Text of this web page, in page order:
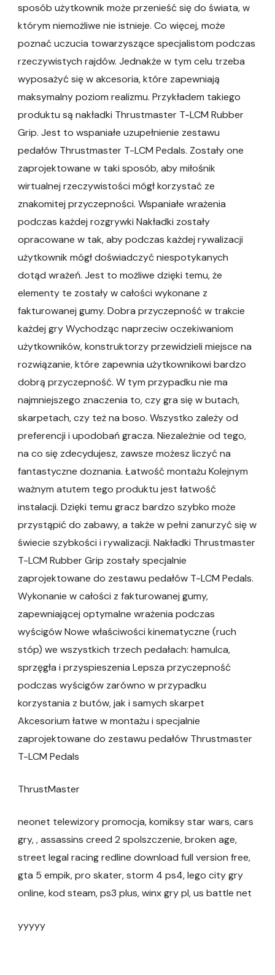
sposób użytkownik może przenieść się do świata, w
którym niemożliwe nie istnieje. Co więcej, może
poznać uczucia towarzyszące specjalistom podczas
rzeczywistych rajdów. Jednakże w tym celu trzeba
wyposażyć się w akcesoria, które zapewniają
maksymalny poziom realizmu. Przykładem takiego
produktu są nakładki Thrustmaster T-LCM Rubber
Grip. Jest to wspaniałe uzupełnienie zestawu
pedałów Thrustmaster T-LCM Pedals. Zostały one
zaprojektowane w taki sposób, aby miłośnik
wirtualnej rzeczywistości mógł korzystać ze
znakomitej przyczepności. Wspaniałe wrażenia
podczas każdej rozgrywki Nakładki zostały
opracowane w tak, aby podczas każdej rywalizacji
użytkownik mógł doświadczyć niespotykanych
dotąd wrażeń. Jest to możliwe dzięki temu, że
elementy te zostały w całości wykonane z
fakturowanej gumy. Dobra przyczepność w trakcie
każdej gry Wychodząc naprzeciw oczekiwaniom
użytkowników, konstruktorzy przewidzieli miejsce na
rozwiązanie, które zapewnia użytkownikowi bardzo
dobrą przyczepność. W tym przypadku nie ma
najmniejszego znaczenia to, czy gra się w butach,
skarpetach, czy też na boso. Wszystko zależy od
preferencji i upodobań gracza. Niezależnie od tego,
na co się zdecydujesz, zawsze możesz liczyć na
fantastyczne doznania. Łatwość montażu Kolejnym
ważnym atutem tego produktu jest łatwość
instalacji. Dzięki temu gracz bardzo szybko może
przystąpić do zabawy, a także w pełni zanurzyć się w
świecie szybkości i rywalizacji. Nakładki Thrustmaster
T-LCM Rubber Grip zostały specjalnie
zaprojektowane do zestawu pedałów T-LCM Pedals.
Wykonanie w całości z fakturowanej gumy,
zapewniającej optymalne wrażenia podczas
wyścigów Nowe właściwości kinematyczne (ruch
stóp) we wszystkich trzech pedałach: hamulca,
sprzęgła i przyspieszenia Lepsza przyczepność
podczas wyścigów zarówno w przypadku
korzystania z butów, jak i samych skarpet
Akcesorium łatwe w montażu i specjalnie
zaprojektowane do zestawu pedałów Thrustmaster
T-LCM Pedals
ThrustMaster
neonet telewizory promocja, komiksy star wars, cars
gry, , assassins creed 2 spolszczenie, broken age,
street legal racing redline download full version free,
gta 5 empik, pro skater, storm 4 ps4, lego city gry
online, kod steam, ps3 plus, winx gry pl, us battle net
yyyyy